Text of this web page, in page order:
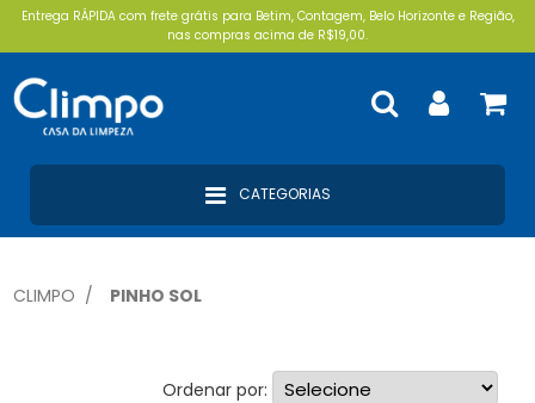
Entrega RÁPIDA com frete grátis para Betim, Contagem, Belo Horizonte e Região,
nas compras acima de R$19,00.
CATEGORIAS
CLIMPO PINHO SOL
Ordenar por: